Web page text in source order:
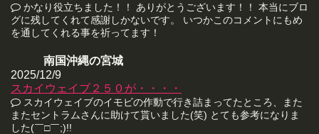
かなり役立ちました！！ ありがとうございます！！ 本当にブロ
グに残してくれて感謝しかないです。 いつかこのコメントにもめ
を通してくれる事を祈ってます！
南国沖縄の宮城
2025/12/9
スカイウェイブ２５０が・・・・
スカイウェイブのイモビの作動で行き詰まってたところ、また
またセントラムさんに助けて貰いました(笑) とても参考になりま
した(￣□￣;)!!